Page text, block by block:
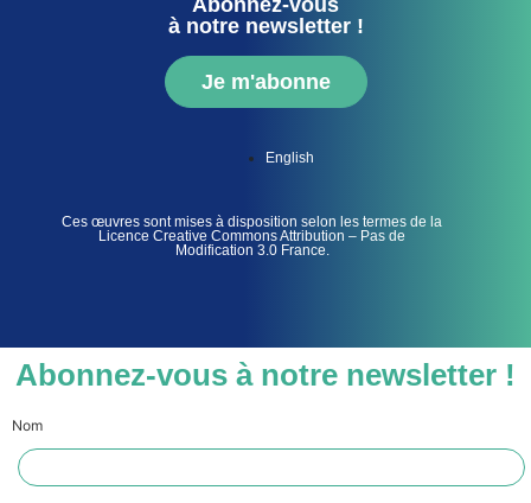
à notre newsletter !
Je m'abonne
English
Ces œuvres sont mises à disposition selon les termes de la
Licence Creative Commons Attribution – Pas de
Modification 3.0 France.
Abonnez-vous à notre newsletter !
Nom